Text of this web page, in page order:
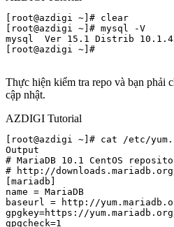
[root@azdigi ~]# clear
[root@azdigi ~]# mysql -V
mysql  Ver 15.1 Distrib
[root@azdigi ~]#
Thực hiện kiểm tra repo và bạn phải
cập nhật.
AZDIGI Tutorial
[root@azdigi ~]# cat /etc/
Output
# MariaDB 10.1 CentOS
# http://
[mariadb]
name = MariaDB
baseurl = http://
gpgkey=https://yum.mariadb.org/
gpgcheck=1